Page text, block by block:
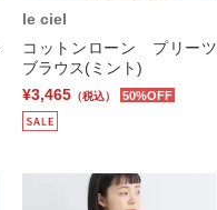
le ciel
コットンローン プリーツ
ブラウス(ミント)
¥3,465 （税込） 50%OFF